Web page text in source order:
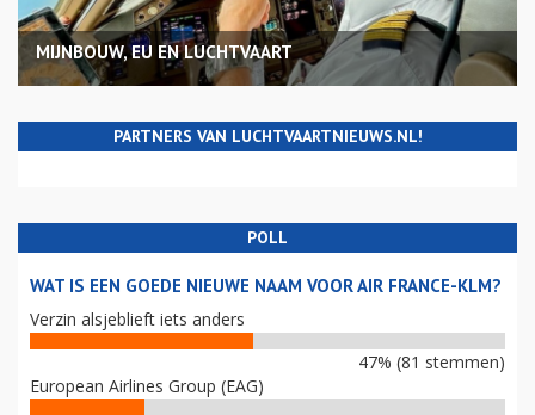
MIJNBOUW, EU EN LUCHTVAART
PARTNERS VAN LUCHTVAARTNIEUWS.NL!
POLL
WAT IS EEN GOEDE NIEUWE NAAM VOOR AIR FRANCE-KLM?
Verzin alsjeblieft iets anders
47% (81 stemmen)
European Airlines Group (EAG)